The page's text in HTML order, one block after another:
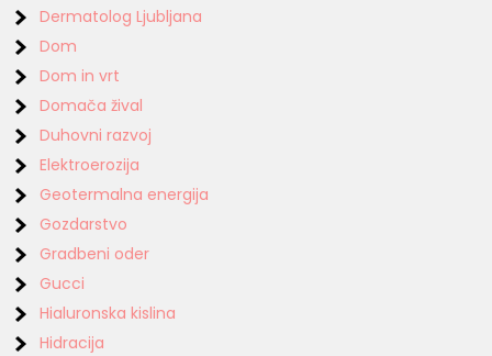
Dermatolog Ljubljana
Dom
Dom in vrt
Domača žival
Duhovni razvoj
Elektroerozija
Geotermalna energija
Gozdarstvo
Gradbeni oder
Gucci
Hialuronska kislina
Hidracija